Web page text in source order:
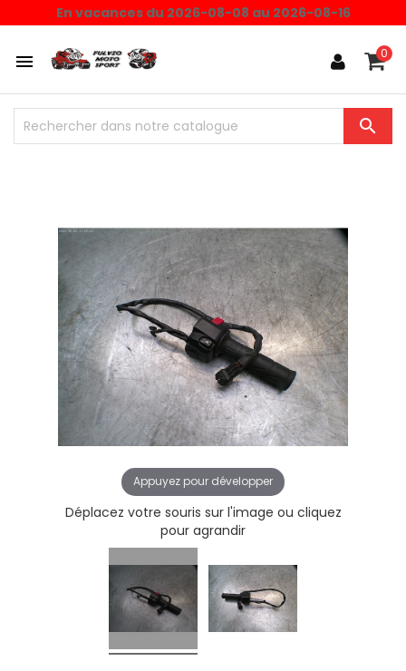
En vacances du 2026-08-08 au 2026-08-16
 0

Appuyez pour développer
Déplacez votre souris sur l'image ou cliquez
pour agrandir